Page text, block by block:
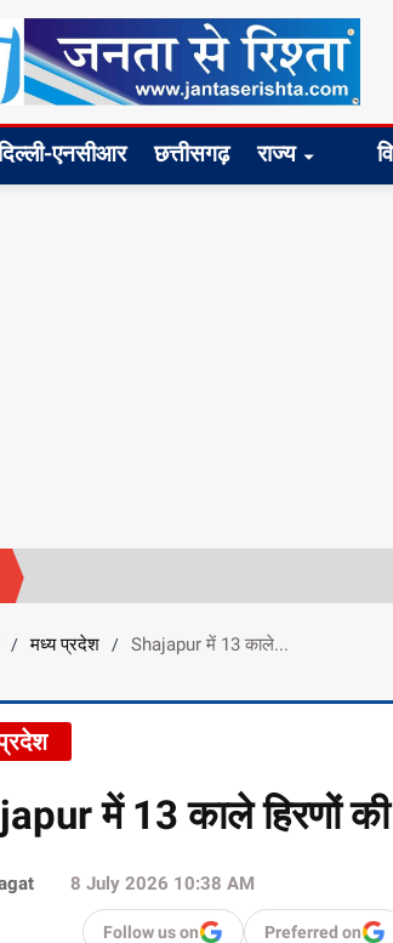
एनसीआर छत्तीसगढ़ राज्य
/ मध्य प्रदेश / Shajapur में 13 काले...
में 13 काले हिरणों
8 July 2026 10:38 AM
Follow us on Preferred on